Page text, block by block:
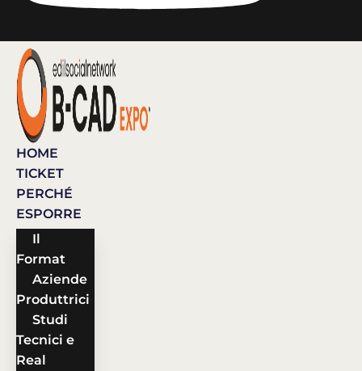
HOME
TICKET
PERCHÉ
ESPORRE
Il
Format
Aziende
Produttrici
Studi
Tecnici e
Real